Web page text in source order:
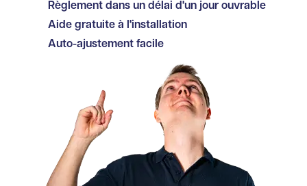
Règlement dans un délai d'un jour ouvrable
Aide gratuite à l'installation
Auto-ajustement facile